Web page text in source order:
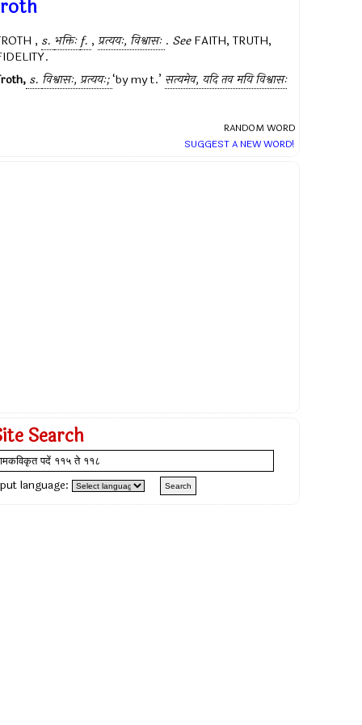
, s. भक्तिः f. , प्रत्ययः, विश्वासः . SeeFAITH, TRUTH,
s. विश्वासः, प्रत्ययः;‘by my t.’ सत्यमेव, यदि तव मयि विश्वासः
RANDOM WORD
SUGGEST A NEW WORD!
Search
language: